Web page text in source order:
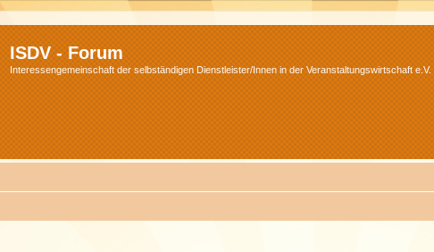
ISDV - Forum
Interessengemeinschaft der selbständigen Dienstleister/Innen in der Veranstaltungswirtschaft e.V.